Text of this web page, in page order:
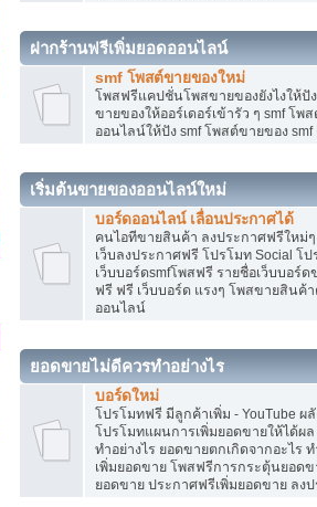
ฝากร้านฟรีเพิ่มยอดออนไลน์
smf โพสต์ขายของใหม่
โพสฟรีแคปชั่นโพสขายของยังไงให้
ขายของให้ออร์เดอร์เข้ารัว ๆ smf โ
ออนไลน์ให้ปัง smf โพสต์ขายของ
เริ่มต้นขายของออนไลน์ใหม่
บอร์ดออนไลน์ เลื่อนประกาศได้
คนไอทีขายสินค้า ลงประกาศฟรีใหม่
เว็บลงประกาศฟรี โปรโมท Social โ
เว็บบอร์ดsmfโพสฟรี รายชื่อเว็บบอร์
ฟรี ฟรี เว็บบอร์ด แรงๆ โพสขายสินค้
ออนไลน์
ยอดขายไม่ดีควรทำอย่างไร
บอร์ดใหม่
โปรโมทฟรี มีลูกค้าเพิ่ม - YouTube
โปรโมทแผนการเพิ่มยอดขายให้ได้ผ
ทำอย่างไร ยอดขายตกเกิดจากอะไร
เพิ่มยอดขาย โพสฟรีการกระตุ้นยอด
ยอดขาย ประกาศฟรีเพิ่มยอดขาย ลง